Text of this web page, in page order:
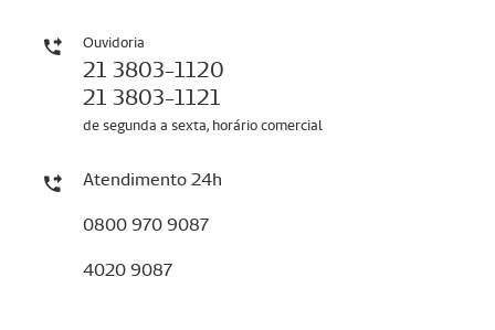
Ouvidoria
21 3803-1120
21 3803-1121
de segunda a sexta, horário comercial
Atendimento 24h
0800 970 9087
4020 9087